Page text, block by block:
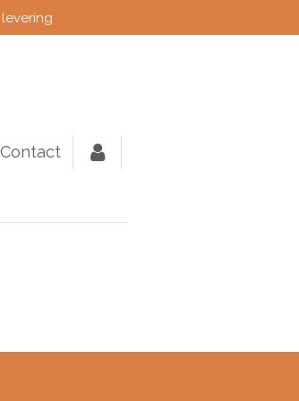
Contact